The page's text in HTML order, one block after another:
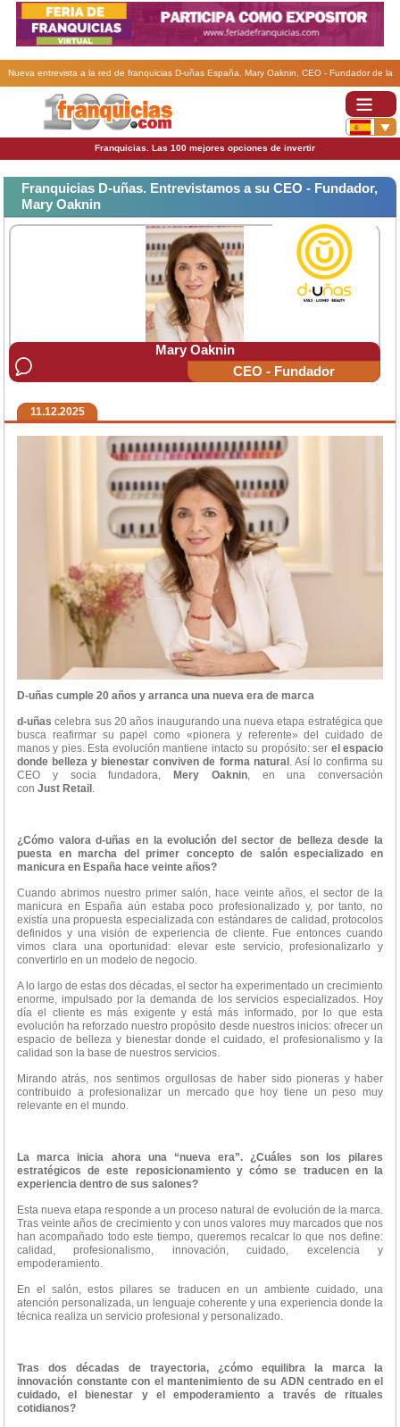
Nueva entrevista a la red de franquicias D-uñas España. Mary Oaknin, CEO - Fundador de la
Franquicias. Las 100 mejores opciones de invertir
Franquicias D-uñas. Entrevistamos a su CEO - Fundador,
Mary Oaknin
Mary Oaknin
CEO - Fundador
11.12.2025
D-uñas cumple 20 años y arranca una nueva era de marca
d-uñas celebra sus 20 años inaugurando una nueva etapa estratégica que
busca reafirmar su papel como «pionera y referente» del cuidado de
manos y pies. Esta evolución mantiene intacto su propósito: ser el espacio
donde belleza y bienestar conviven de forma natural . Así lo confirma su
CEO y socia fundadora,
Mery Oaknin, en una conversación
con Just Retail .
¿Cómo valora d-uñas en la evolución del sector de belleza desde la
puesta en marcha del primer concepto de salón especializado en
manicura en España hace veinte años?
Cuando abrimos nuestro primer salón, hace veinte años, el sector de la
manicura en España aún estaba poco profesionalizado y, por tanto, no
existía una propuesta especializada con estándares de calidad, protocolos
definidos y una visión de experiencia de cliente. Fue entonces cuando
vimos clara una oportunidad: elevar este servicio, profesionalizarlo y
convertirlo en un modelo de negocio.
A lo largo de estas dos décadas, el sector ha experimentado un crecimiento
enorme, impulsado por la demanda de los servicios especializados. Hoy
día el cliente es más exigente y está más informado, por lo que esta
evolución ha reforzado nuestro propósito desde nuestros inicios: ofrecer un
espacio de belleza y bienestar donde el cuidado, el profesionalismo y la
calidad son la base de nuestros servicios.
Mirando atrás, nos sentimos orgullosas de haber sido pioneras y haber
contribuido a profesionalizar un mercado que hoy tiene un peso muy
relevante en el mundo.
La marca inicia ahora una “nueva era”. ¿Cuáles son los pilares
estratégicos de este reposicionamiento y cómo se traducen en la
experiencia dentro de sus salones?
Esta nueva etapa responde a un proceso natural de evolución de la marca.
Tras veinte años de crecimiento y con unos valores muy marcados que nos
han acompañado todo este tiempo, queremos recalcar lo que nos define:
calidad, profesionalismo, innovación, cuidado, excelencia y
empoderamiento.
En el salón, estos pilares se traducen en un ambiente cuidado, una
atención personalizada, un lenguaje coherente y una experiencia donde la
técnica realiza un servicio profesional y personalizado.
Tras dos décadas de trayectoria, ¿cómo equilibra la marca la
innovación constante con el mantenimiento de su ADN centrado en el
cuidado, el bienestar y el empoderamiento a través de rituales
cotidianos?